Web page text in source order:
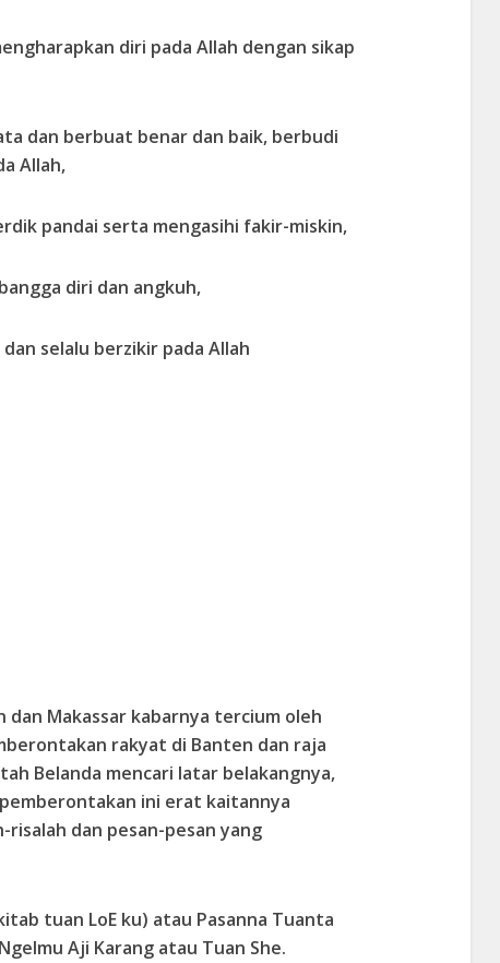
diri pada Allah dengan sikap
dan berbuat benar dan baik, berbudi
Allah,
pandai serta mengasihi fakir-miskin,
diri dan angkuh,
selalu berzikir pada Allah
Makassar kabarnya tercium oleh
rakyat di Banten dan raja
Belanda mencari latar belakangnya,
ini erat kaitannya
risalah dan pesan-pesan yang
tuan LoE ku) atau Pasanna Tuanta
Aji Karang atau Tuan She.